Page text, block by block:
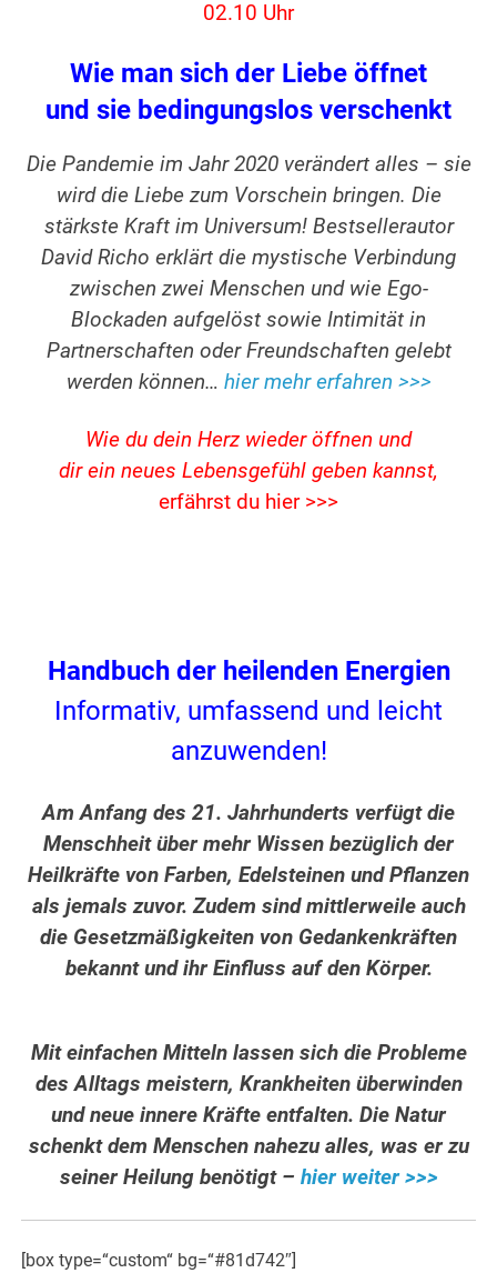
02.10 Uhr
Wie man sich der Liebe öffnet
und sie bedingungslos verschenkt
Die Pandemie im Jahr 2020 verändert alles – sie
wird die Liebe zum Vorschein bringen. Die
stärkste Kraft im Universum! Bestsellerautor
David Richo erklärt die mystische Verbindung
zwischen zwei Menschen und wie Ego-
Blockaden aufgelöst sowie Intimität in
Partnerschaften oder Freundschaften gelebt
werden können… hier mehr erfahren >>>
Wie du dein Herz wieder öffnen und
dir ein neues Lebensgefühl geben kannst,
erfährst du hier >>>
Handbuch der heilenden Energien
Informativ, umfassend und leicht
anzuwenden!
Am Anfang des 21. Jahrhunderts verfügt die
Menschheit über mehr Wissen bezüglich der
Heilkräfte von Farben, Edelsteinen und Pflanzen
als jemals zuvor. Zudem sind mittlerweile auch
die Gesetzmäßigkeiten von Gedankenkräften
bekannt und ihr Einfluss auf den Körper.
Mit einfachen Mitteln lassen sich die Probleme
des Alltags meistern, Krankheiten überwinden
und neue innere Kräfte entfalten. Die Natur
schenkt dem Menschen nahezu alles, was er zu
seiner Heilung benötigt – hier weiter >>>
[box type=“custom“ bg=“#81d742″]